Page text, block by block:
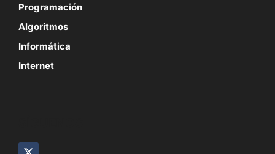
Programación
Algoritmos
Informática
Internet